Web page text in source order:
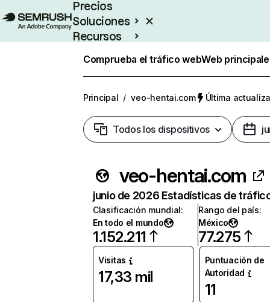
Precios
Soluciones
Recursos
Comprueba el tráfico webWeb
Principal / veo-hentai.com Última
Todos los dispositivos
veo-hentai.com
junio de 2026 Estadísticas de
Clasificación mundial:
En todo el mundo
1.152.211
Rango del país:
México
77.275
Visitas
17,33 mil
Puntuación de
Autoridad
11